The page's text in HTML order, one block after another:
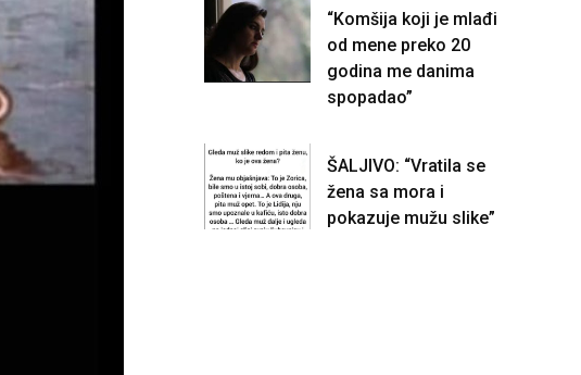
“Komšija koji je mlađi
od mene preko 20
godina me danima
spopadao”
ŠALJIVO: “Vratila se
žena sa mora i
pokazuje mužu slike”